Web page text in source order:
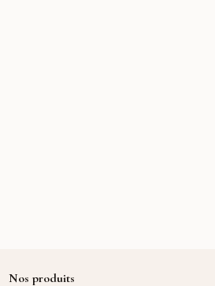
Nos produits